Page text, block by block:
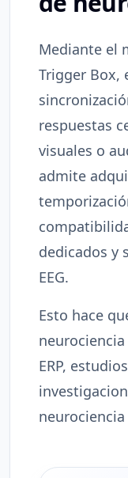
Mediante el
Trigger Box,
respuestas
visuales o
admite
dedicados y
EEG.
Esto hace
ERP,